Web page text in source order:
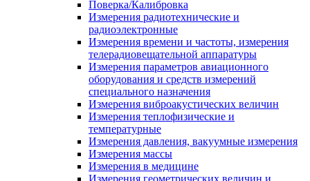
Поверка/Калибровка
Измерения радиотехнические и
радиоэлектронные
Измерения времени и частоты, измерения
телерадиовещательной аппаратуры
Измерения параметров авиационного
оборудования и средств измерений
специального назначения
Измерения виброакустических величин
Измерения теплофизические и
температурные
Измерения давления, вакуумные измерения
Измерения массы
Измерения в медицине
Измерения геометрических величин и